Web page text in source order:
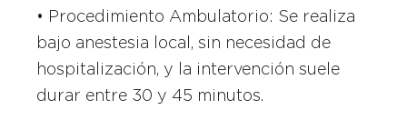
• Procedimiento Ambulatorio: Se realiza
bajo anestesia local, sin necesidad de
hospitalización, y la intervención suele
durar entre 30 y 45 minutos.